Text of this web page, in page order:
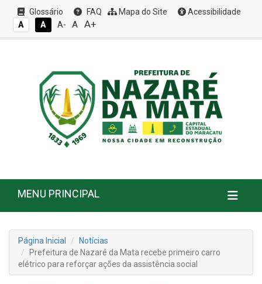
Glossário FAQ Mapa do Site
Acessibilidade
A
A A- A A+
MENU PRINCIPAL
Página Inicial
Notícias
Prefeitura de Nazaré da Mata recebe primeiro carro
elétrico para reforçar ações da assistência social